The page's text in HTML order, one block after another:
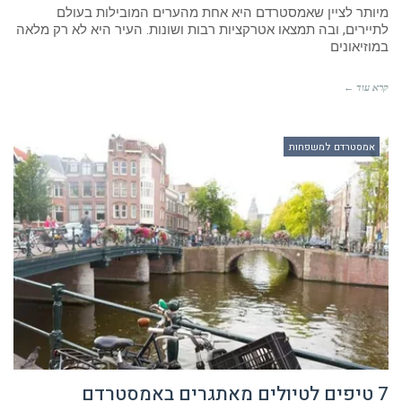
מיותר לציין שאמסטרדם היא אחת מהערים המובילות בעולם
לתיירים, ובה תמצאו אטרקציות רבות ושונות. העיר היא לא רק מלאה
במוזיאונים
קרא עוד ←
אמסטרדם למשפחות
7 טיפים לטיולים מאתגרים באמסטרדם